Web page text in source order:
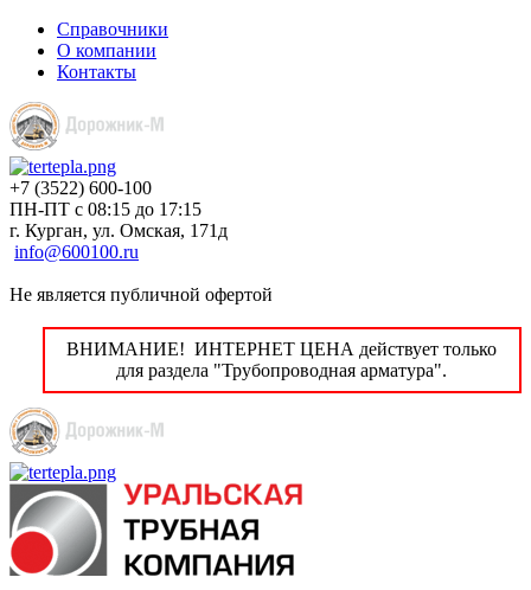
Справочники
О компании
Контакты
+7 (3522) 600-100
ПН-ПТ с 08:15 до 17:15
г. Курган, ул. Омская, 171д
info@600100.ru
Не является публичной офертой
ВНИМАНИЕ! ИНТЕРНЕТ ЦЕНА действует только
для раздела "Трубопроводная арматура".